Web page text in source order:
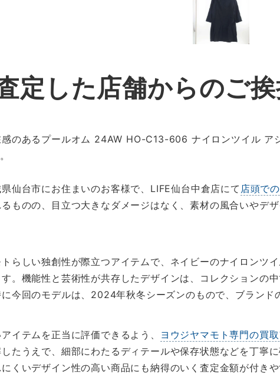
定した店舗からのご
のあるプールオム 24AW HO-C13-606 ナイロンツイル ア
仙台市にお住まいのお客様で、LIFE仙台中倉店にて 店頭で
ものの、目立つ大きなダメージはなく、素材の風合いやデ
らしい独創性が際立つアイテムで、ネイビーのナイロンツ
。機能性と芸術性が共存したデザインは、コレクションの
今回のモデルは、2024年秋冬シーズンのもので、ブランド
イテムを正当に評価できるよう、
ヨウジヤマモト専門の買
たうえで、細部にわたるディテールや保存状態などを丁寧
くいデザイン性の高い商品にも納得のいく査定金額が付き